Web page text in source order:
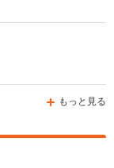
もっと見る